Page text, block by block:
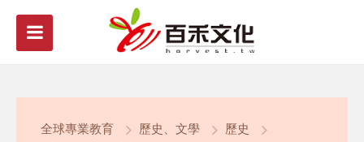
全球專業教育 歷史、文學 歷史